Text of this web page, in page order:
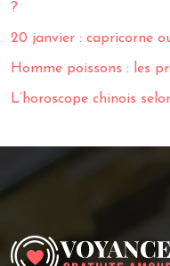
?
20 janvier : capricorne
Homme poissons : les
L’horoscope chinois